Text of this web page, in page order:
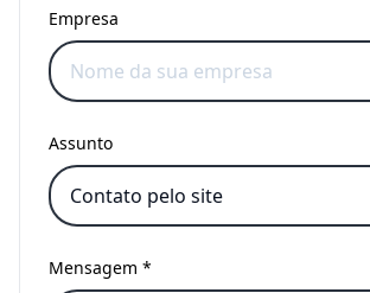
Empresa
Assunto
Mensagem *